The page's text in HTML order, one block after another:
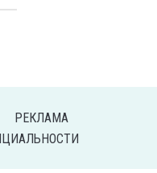
РЕКЛАМА